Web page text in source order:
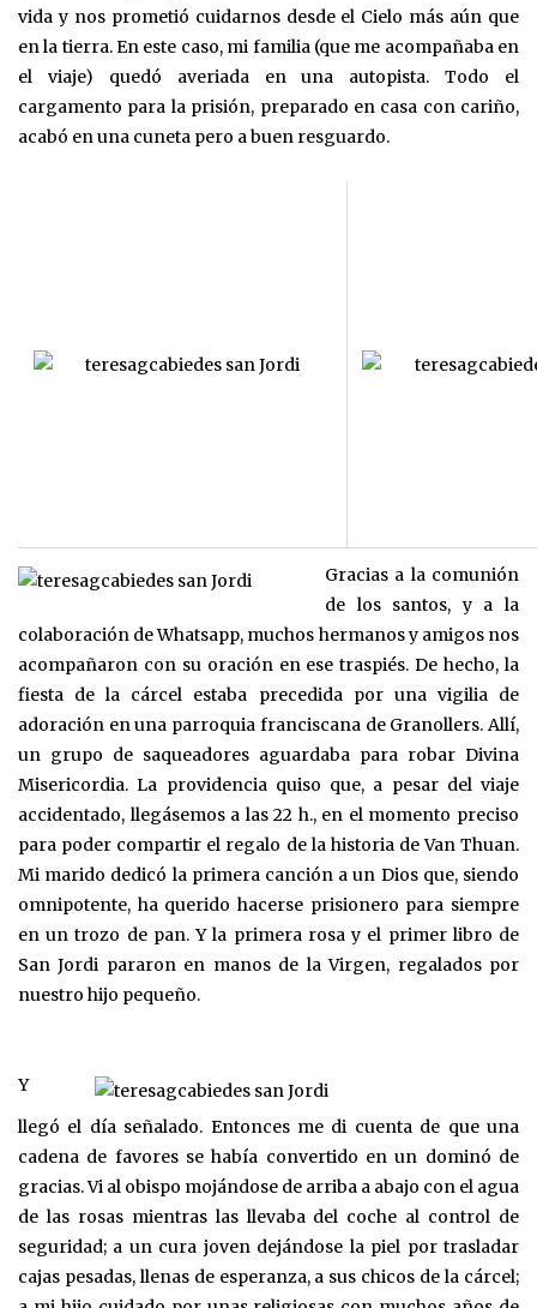
vida y nos prometió cuidarnos desde el Cielo más aún que
en la tierra. En este caso, mi familia (que me acompañaba en
el viaje) quedó averiada en una autopista. Todo el
cargamento para la prisión, preparado en casa con cariño,
acabó en una cuneta pero a buen resguardo.
Gracias a la comunión
de los santos, y a la
colaboración de Whatsapp, muchos hermanos y amigos nos
acompañaron con su oración en ese traspiés. De hecho, la
fiesta de la cárcel estaba precedida por una vigilia de
adoración en una parroquia franciscana de Granollers. Allí,
un grupo de saqueadores aguardaba para robar Divina
Misericordia. La providencia quiso que, a pesar del viaje
accidentado, llegásemos a las 22 h., en el momento preciso
para poder compartir el regalo de la historia de Van Thuan.
Mi marido dedicó la primera canción a un Dios que, siendo
omnipotente, ha querido hacerse prisionero para siempre
en un trozo de pan. Y la primera rosa y el primer libro de
San Jordi pararon en manos de la Virgen, regalados por
nuestro hijo pequeño.
Y
llegó el día señalado. Entonces me di cuenta de que una
cadena de favores se había convertido en un dominó de
gracias. Vi al obispo mojándose de arriba a abajo con el agua
de las rosas mientras las llevaba del coche al control de
seguridad; a un cura joven dejándose la piel por trasladar
cajas pesadas, llenas de esperanza, a sus chicos de la cárcel;